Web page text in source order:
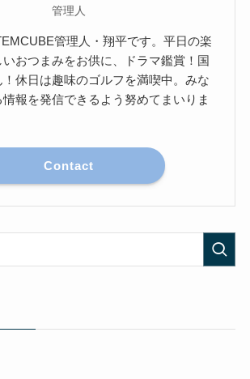
管理人
管理人・翔平です。平日の楽
いおつまみをお供に、ドラマ鑑賞！国
休日は趣味のゴルフを満喫中。みな
報を発信できるよう努めてまいりま
Contact